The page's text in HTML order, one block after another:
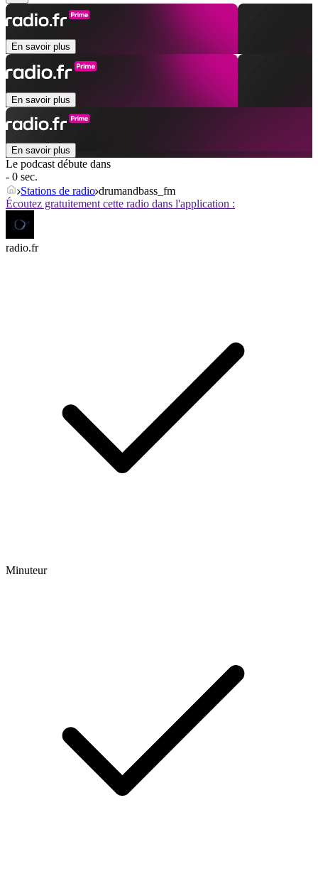
En savoir plus
En savoir plus
En savoir plus
Le podcast débute dans
- 0 sec.
Stations de radio drumandbass_fm
Écoutez gratuitement cette radio dans l'application :
radio.fr
Minuteur